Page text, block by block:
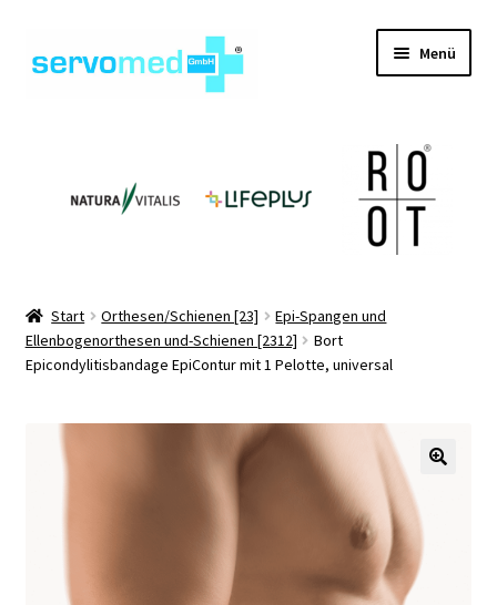
Navigation
Inhalt
Menü
öffnen
Pflegehilfsmittel
Informationen
Kontakt
Start Orthesen/Schienen [23]
Epi-Spangen und
Ellenbogenorthesen und-Schienen [2312]
Bort
Epicondylitisbandage EpiContur mit 1 Pelotte, universal